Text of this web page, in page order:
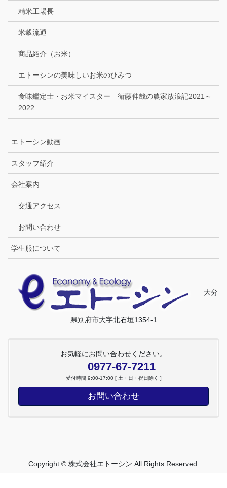
精米工場長
米穀流通
商品紹介（お米）
エトーシンの美味しいお米のひみつ
食味鑑定士・お米マイスター 衛藤伸哉の農家放浪記2021～
2022
エトーシン動画
スタッフ紹介
会社案内
交通アクセス
お問い合わせ
学生服について
大分
県別府市大字北石垣1354-1
お気軽にお問い合わせください。
0977-67-7211
受付時間 9:00-17:00 [ 土・日・祝日除く ]
お問い合わせ
Copyright © 株式会社エトーシン All Rights Reserved.